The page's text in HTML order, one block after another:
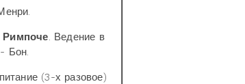
Римпоче. Ведение в
Бон.
(3-х разовое)